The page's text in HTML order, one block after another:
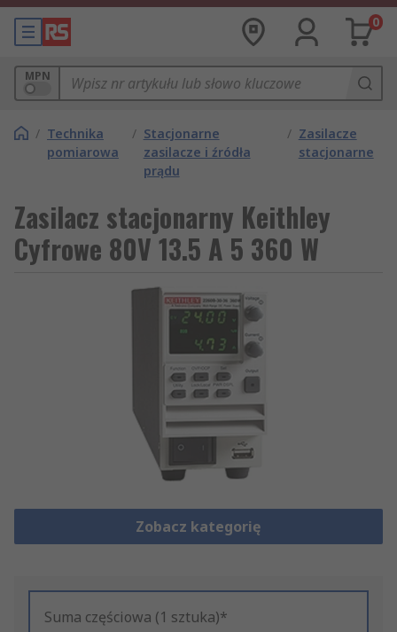
0
MPN
/ Technika
pomiarowa
/ Stacjonarne
zasilacze i źródła
prądu
/ Zasilacze
stacjonarne
Zasilacz stacjonarny Keithley
Cyfrowe 80V 13.5 A 5 360 W
Zobacz kategorię
Suma częściowa (1 sztuka)*